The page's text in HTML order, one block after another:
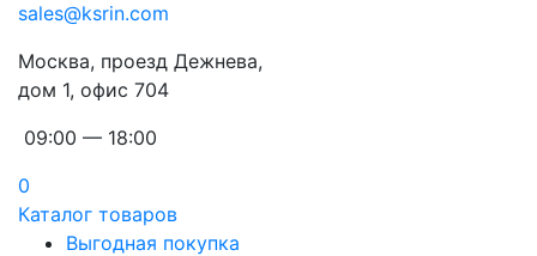
sales@ksrin.com
Москва, проезд Дежнева,
дом 1, офис 704
09:00 — 18:00
0
Каталог товаров
Выгодная покупка